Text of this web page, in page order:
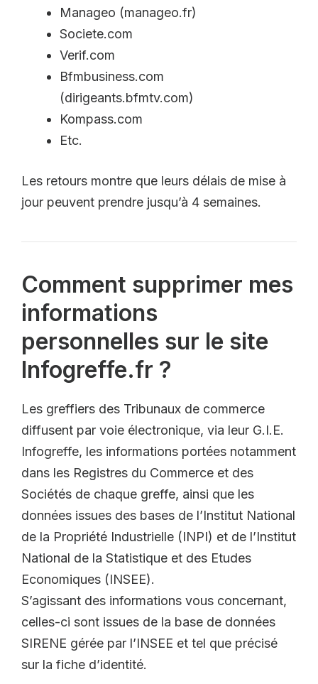
Manageo (manageo.fr)
Societe.com
Verif.com
Bfmbusiness.com
(dirigeants.bfmtv.com)
Kompass.com
Etc.
Les retours montre que leurs délais de mise à
jour peuvent prendre jusqu’à 4 semaines.
Comment supprimer mes
informations
personnelles sur le site
Infogreffe.fr ?
Les greffiers des Tribunaux de commerce
diffusent par voie électronique, via leur G.I.E.
Infogreffe, les informations portées notamment
dans les Registres du Commerce et des
Sociétés de chaque greffe, ainsi que les
données issues des bases de l’Institut National
de la Propriété Industrielle (INPI) et de l’Institut
National de la Statistique et des Etudes
Economiques (INSEE).
S’agissant des informations vous concernant,
celles-ci sont issues de la base de données
SIRENE gérée par l’INSEE et tel que précisé
sur la fiche d’identité.